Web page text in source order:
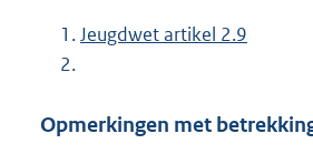
Jeugdwet artikel 2.9
Opmerkingen met